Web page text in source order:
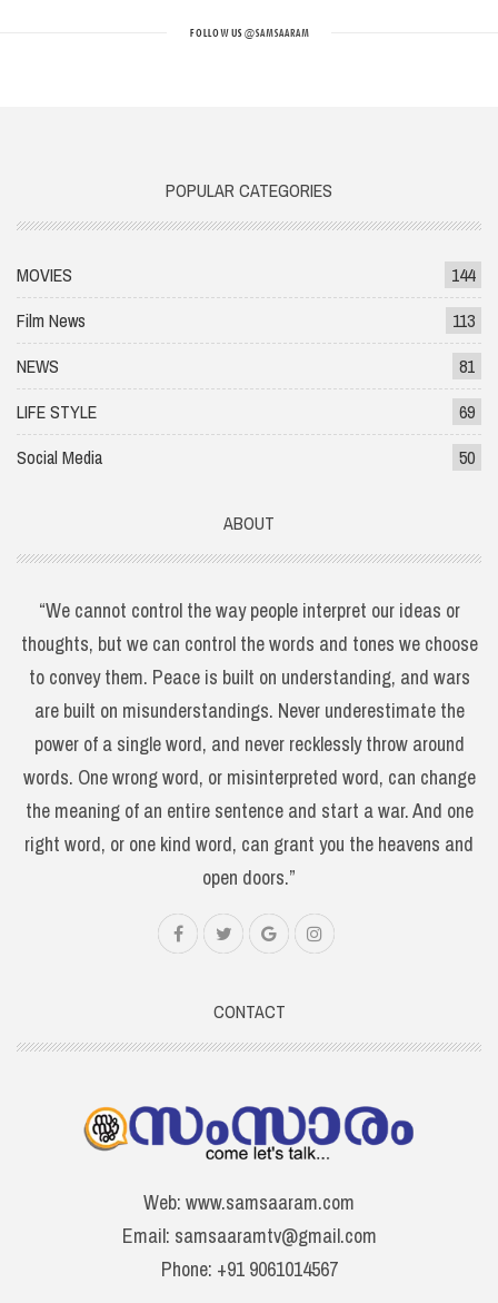
FOLLOW US@SAMSAARAM
POPULAR CATEGORIES
MOVIES
144
Film News
113
NEWS
81
LIFE STYLE
69
Social Media
50
ABOUT
“We cannot control the way people interpret our ideas or
thoughts, but we can control the words and tones we choose
to convey them. Peace is built on understanding, and wars
are built on misunderstandings. Never underestimate the
power of a single word, and never recklessly throw around
words. One wrong word, or misinterpreted word, can change
the meaning of an entire sentence and start a war. And one
right word, or one kind word, can grant you the heavens and
open doors.”
CONTACT
Web: www.samsaaram.com
Email: samsaaramtv@gmail.com
Phone: +91 9061014567